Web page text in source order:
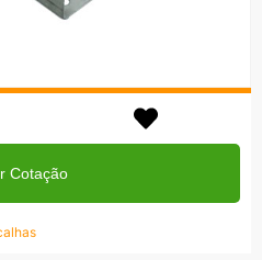
Cotação